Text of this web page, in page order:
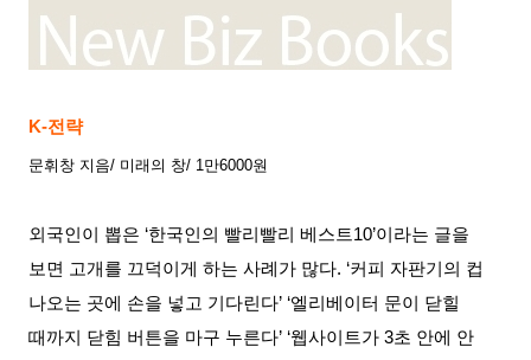
K-전략
문휘창 지음/ 미래의 창/ 1 만6000원
외국인이 뽑은 ‘한국인의 빨리빨리 베스트10’이라는 글을
보면 고개를 끄덕이게 하는 사례가 많다. ‘커피 자판기의 컵
나오는 곳에 손을 넣고 기다린다’ ‘엘리베이터 문이 닫힐
때까지 닫힘 버튼을 마구 누른다’ ‘웹사이트가 3초 안에 안